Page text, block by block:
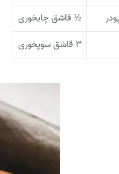
½ قاشق چایخوری
۳ قاشق سوپخوری